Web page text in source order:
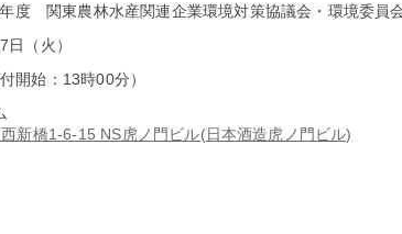
関東農林水産関連企業環境対策協議会・環境委員会
（火）
始：13時00分）
新橋1-6-15 NS虎ノ門ビル(日本酒造虎ノ門ビル)